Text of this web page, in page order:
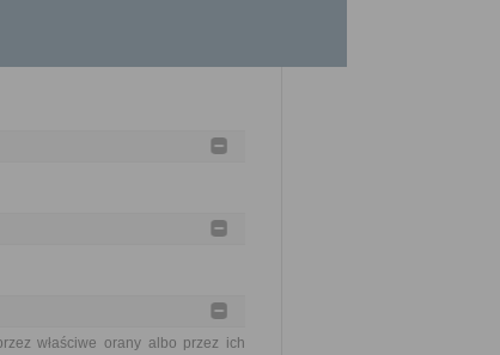
właściwe orany albo przez ich